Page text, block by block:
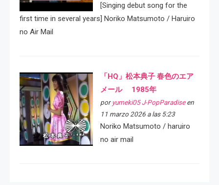
[Singing debut song for the
first time in several years] Noriko Matsumoto / Haruiro
no Air Mail
「HQ」松本典子 春色のエア
メール 1985年
por yumeki05 J-PopParadiseen
11 marzo 2026 a las 5:23
Noriko Matsumoto / haruiro
no air mail